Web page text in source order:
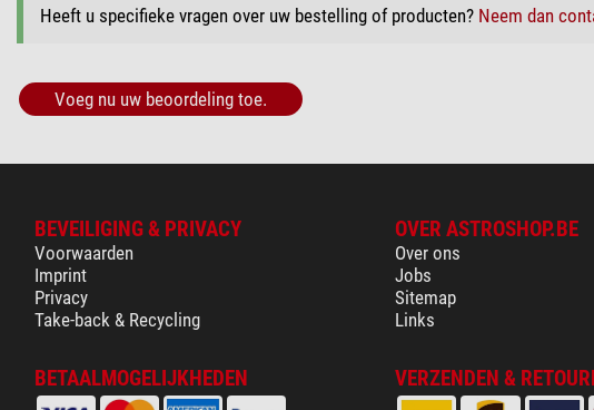
Heeft u specifieke vragen over uw bestelling of producten? Neem dan
Voeg nu uw beoordeling toe.
BEVEILIGING & PRIVACY
Voorwaarden
Imprint
Privacy
Take-back & Recycling
OVER ASTROSHOP.BE
Over ons
Jobs
Sitemap
Links
BETAALMOGELIJKHEDEN VERZENDEN &